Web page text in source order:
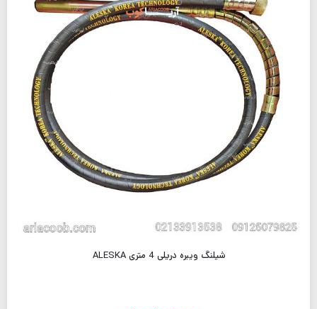
شیلنگ ویبره دریلی 4 متری ALESKA